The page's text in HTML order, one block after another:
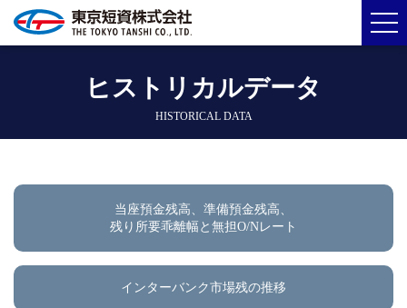
ヒストリカルデータ
HISTORICAL DATA
当座預金残高、準備預金残高、
残り所要乖離幅と無担O/Nレート
インターバンク市場残の推移